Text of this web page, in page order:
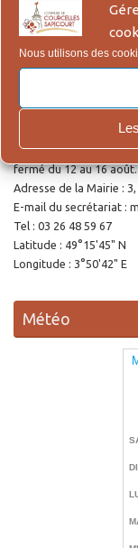
Nous utilisons des
Lien pour la demande
Mariage et Décès.
Ouverture de
Le secrétariat
14h30 à 18h00. Pour
fermé du 12 au 16
Adresse de la Mairie :
E-mail du secrétariat :
Tel : 03 26 48 59 67
Latitude : 49°15'45" N
Longitude : 3°50'42" E
Météo